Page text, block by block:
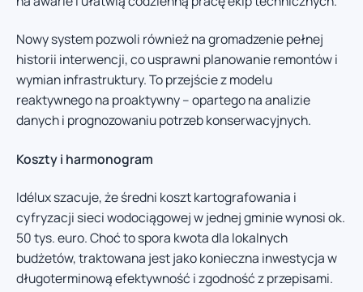
Nowy system pozwoli również na gromadzenie pełnej
historii interwencji, co usprawni planowanie remontów i
wymian infrastruktury. To przejście z modelu
reaktywnego na proaktywny – opartego na analizie
danych i prognozowaniu potrzeb konserwacyjnych.
Koszty i harmonogram
Idélux szacuje, że średni koszt kartografowania i
cyfryzacji sieci wodociągowej w jednej gminie wynosi ok.
50 tys. euro. Choć to spora kwota dla lokalnych
budżetów, traktowana jest jako konieczna inwestycja w
długoterminową efektywność i zgodność z przepisami.